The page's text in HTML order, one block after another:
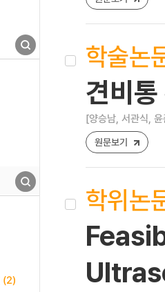
(2)
학술논
견비
[양승남, 서관식,
원문보기
학위논